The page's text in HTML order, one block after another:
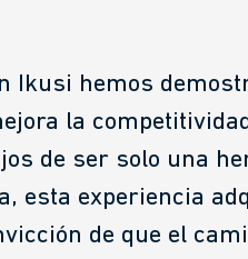
Ikusi hemos
la
de ser solo una
esta experiencia
de que el